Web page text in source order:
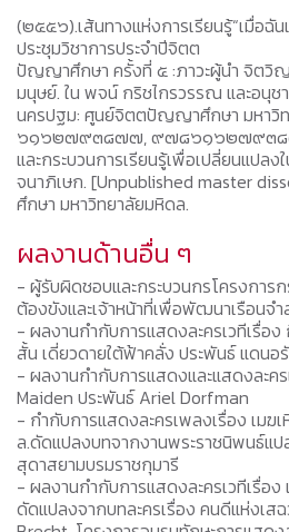
(๒๕๕๖).เส้นทางแห่งการเรียนรู้“เมื่อฉั
ประชุมวิชาการประจําปีจิตต
ปัญญาศึกษา ครั้งที่ ๕ :ภาวะผู้นํา จิต
มนุษย์. ใน พจน์ กริชไกรวรรณ และอนุ
นครปฐม: ศูนย์จิตตปัญญาศึกษา มหาวิท
๖๑๖๒๗๙๓๘๗๗, ๙๗๘๖๑๖๒๗๙๓๘
และกระบวนการเรียนรู้เพื่อเปลี่ยนแปล
จนาภิเษก. [Unpublished master
ศึกษา มหาวิทยาลัยมหิดล.
ผลงานด้านอื่น ๆ
- ผู้รับผิดชอบและกระบวนกรโครงการ
ต้องขังและเจ้าหน้าที่เพื่อพัฒนาเรือนจำ
- ผลงานกำกับการแสดงละครเวทีเรื่อ
สั้น เดี่ยวดายใต้ฟ้าคลั่ง ประพันธ์ แดน
- ผลงานกำกับการแสดงและแสดงละค
Maiden ประพันธ์ Ariel Dorfman
- กำกับการแสดงละครเพลงเรื่อง เมฆเ
ล.ดัดแปลงบทจากงานพระราชนิพนธ์แ
สุดาสยามบรมราชกุมารี
- ผลงานกำกับการแสดงละครเวทีเรื่อง
ดัดแปลงจากบทละครเรื่อง คนดีแห่งเส